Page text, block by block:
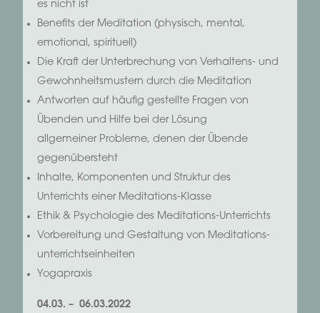
es nicht ist
Benefits der Meditation (physisch, mental,
emotional, spirituell)
Die Kraft der Unterbrechung von Verhaltens- und
Gewohnheitsmustern durch die Meditation
Antworten auf häufig gestellte Fragen von
Übenden und Hilfe bei der Lösung
allgemeiner Probleme, denen der Übende
gegenübersteht
Inhalte, Komponenten und Struktur des
Unterrichts einer Meditations-Klasse
Ethik & Psychologie des Meditations-Unterrichts
Vorbereitung und Gestaltung von Meditations-
unterrichtseinheiten
Yogapraxis
04.03. – 06.03.2022